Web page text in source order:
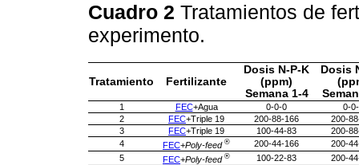
Cuadro 2 Tratamientos de
experimento.
Tratamiento Fertilizante
Dosis N-P-K
(ppm)
Semana 1-4
Dosis
1 FEC+Agua 0-0-0
0-
2
FEC+Triple 19 200-88-166
200-
3
FEC+Triple 19 100-44-83
200-
4
FEC+Poly-feed ® 200-44-166
200-
5
FEC+Poly-feed ® 100-22-83
200-